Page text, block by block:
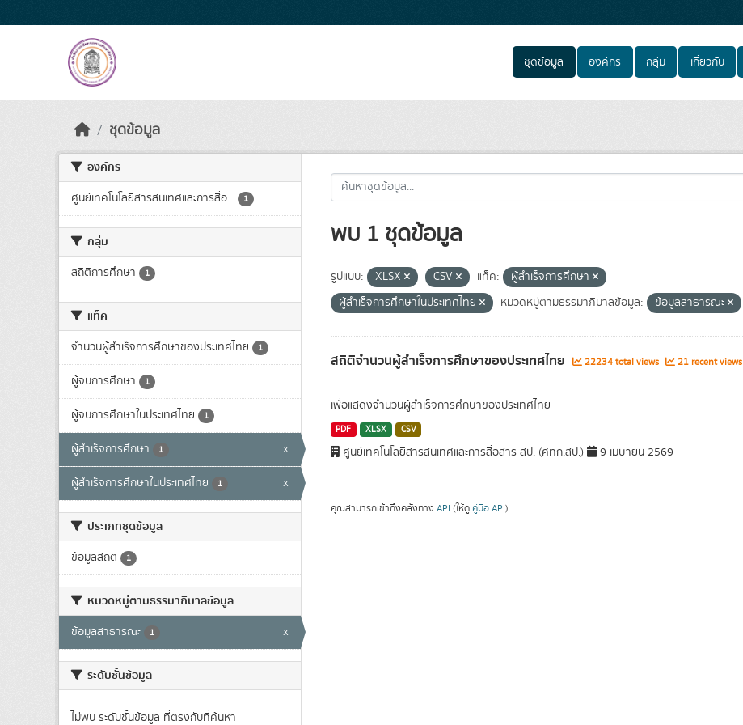
ชุดข้อมูล องค์กร กลุ่ม เกี่ยวกับ
ชุดข้อมูล
องค์กร
ศูนย์เทคโนโลยีสารสนเทศและการสื่อ... 1
กลุ่ม
สถิติการศึกษา 1
แท็ค
จำนวนผู้สำเร็จการศึกษาของประเทศไทย 1
ผู้จบการศึกษา 1
ผู้จบการศึกษาในประเทศไทย 1
ผู้สำเร็จการศึกษา 1 x
ผู้สำเร็จการศึกษาในประเทศไทย 1 x
ประเภทชุดข้อมูล
ข้อมูลสถิติ 1
หมวดหมู่ตามธรรมาภิบาลข้อมูล
ข้อมูลสาธารณะ 1 x
ระดับชั้นข้อมูล
ไม่พบ ระดับชั้นข้อมูล ที่ตรงกับที่ค้นหา
พบ 1 ชุดข้อมูล
รูปแบบ: XLSX CSV แท็ค:
ผู้สำเร็จการศึกษา
ผู้สำเร็จการศึกษาในประเทศไทย
หมวดหมู่ตามธรรมาภิบาลข้อมูล: ข้อมูลสาธารณะ
สถิติจำนวนผู้สำเร็จการศึกษาของประเทศไทย 22234 total views 21 recent views
เพื่อแสดงจำนวนผู้สำเร็จการศึกษาของประเทศไทย
PDF XLSX CSV
ศูนย์เทคโนโลยีสารสนเทศและการสื่อสาร สป. (ศทก.สป.) 9 เมษายน 2569
คุณสามารถเข้าถึงคลังทาง API (ให้ดู คู่มือ API).